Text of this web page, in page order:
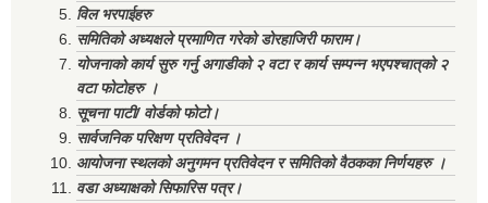
विल भरपाईहरु
समितिको अध्यक्षले प्रमाणित गरेको डोरहाजिरी फाराम।
योजनाको कार्य सुरु गर्नु अगाडीको २ वटा र कार्य सम्पन्न भएपश्चात्‌को २
वटा फोटोहरु ।
सूचना पाटी/ वोर्डको फोटो।
सार्वजनिक परिक्षण प्रतिवेदन ।
आयोजना स्थलको अनुगमन प्रतिवेदन र समितिको वैठकका निर्णयहरु ।
वडा अध्याक्षको सिफारिस पत्र।